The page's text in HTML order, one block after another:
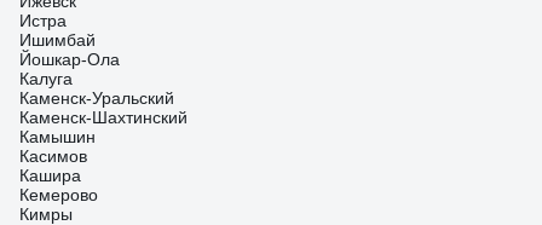
Истра
Ишимбай
Йошкар-Ола
Калуга
Каменск-Уральский
Каменск-Шахтинский
Камышин
Касимов
Кашира
Кемерово
Кимры